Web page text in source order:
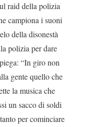
raid della polizia
campiona i suoni
della disonestà
polizia per dare
“In giro non
gente quello che
la musica che
un sacco di soldi
per cominciare